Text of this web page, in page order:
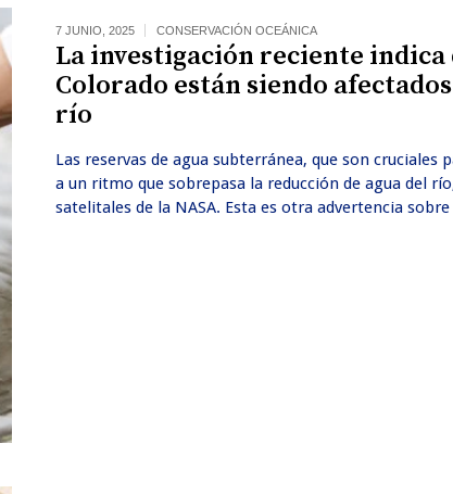
7 JUNIO, 2025 CONSERVACIÓN OCEÁNICA
La investigación reciente indica
Colorado están siendo
río
Las reservas de agua subterránea, que son
a un ritmo que sobrepasa la reducción de agua del
satelitales de la NASA. Esta es otra advertencia